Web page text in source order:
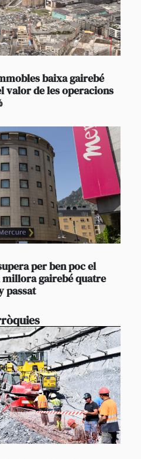
baixa gairebé
valor de les operacions
per ben poc el
gairebé quatre
passat